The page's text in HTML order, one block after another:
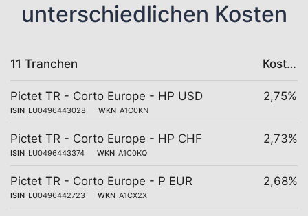
unterschiedlichen Kosten
11 Tranchen Kosten
Pictet TR - Corto Europe - HP USD
ISIN LU0496443028 WKN A1C0KN
2,75%
Pictet TR - Corto Europe - HP CHF
ISIN LU0496443374 WKN A1C0KQ
2,73%
Pictet TR - Corto Europe - P EUR
ISIN LU0496442723 WKN A1CX2X
2,68%